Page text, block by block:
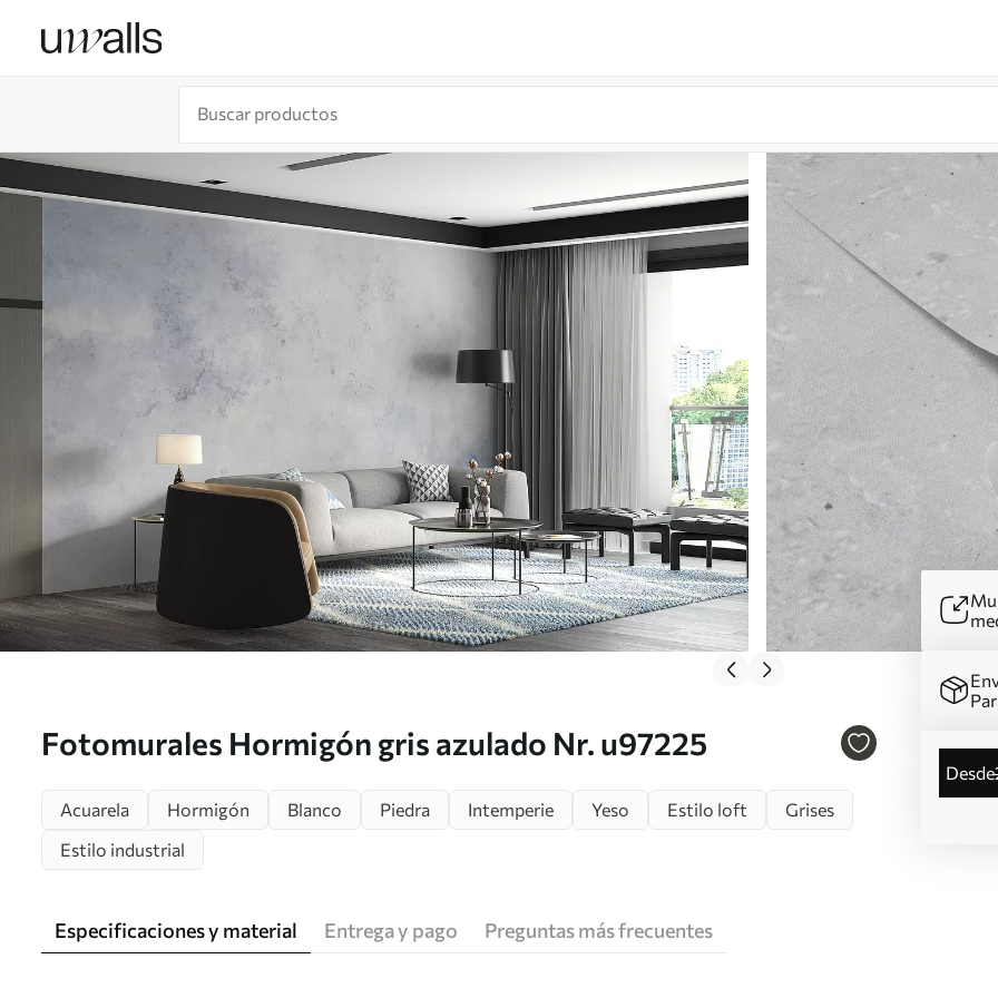
Fotomurales Hormigón gris azulado Nr. u97225
desde
Acuarela
Hormigón Blanco Piedra Intemperie Yeso Estilo loft
Grises
Estilo industrial
Especificaciones y material Entrega y pago Preguntas más frecuentes